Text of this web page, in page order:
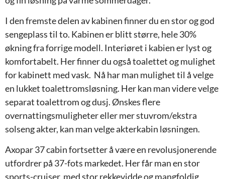
I den fremste delen av kabinen finner du en stor og god
sengeplass til to. Kabinen er blitt større, hele 30%
økning fra forrige modell. Interiøret i kabien er lyst og
komfortabelt. Her finner du også toalettet og mulighet
for kabinett med vask. Nå har man mulighet til å velge
en lukket toalettromsløsning. Her kan man videre velge
separat toalettrom og dusj. Ønskes flere
overnattingsmuligheter eller mer stuvrom/ekstra
solseng akter, kan man velge akterkabin løsningen.
Axopar 37 cabin fortsetter å være en revolusjonerende
utfordrer på 37-fots markedet. Her får man en stor
sports-cruiser, med stor rekkevidde og mangfoldig